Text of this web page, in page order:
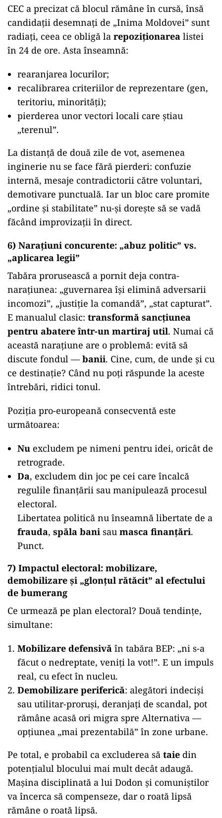
CEC a precizat că blocul rămâne în cursă, însă
candidații desemnați de „Inima Moldovei” sunt
radiați, ceea ce obligă la repoziționarea listei
în 24 de ore. Asta înseamnă:
rearanjarea locurilor;
recalibrarea criteriilor de reprezentare (gen,
teritoriu, minorități);
pierderea unor vectori locali care știau
„terenul”.
La distanță de două zile de vot, asemenea
inginerie nu se face fără pierderi: confuzie
internă, mesaje contradictorii către voluntari,
demotivare punctuală. Iar un bloc care promite
„ordine și stabilitate” nu-și dorește să se vadă
făcând improvizații în direct.
6) Narațiuni concurente: „abuz politic” vs.
„aplicarea legii”
Tabăra prorusească a pornit deja contra-
narațiunea: „guvernarea își elimină adversarii
incomozi”, „justiție la comandă”, „stat capturat”.
E manualul clasic: transformă sancțiunea
pentru abatere într-un martiraj util. Numai că
această narațiune are o problemă: evită să
discute fondul — banii. Cine, cum, de unde și cu
ce destinație? Când nu poți răspunde la aceste
întrebări, ridici tonul.
Poziția pro-europeană consecventă este
următoarea:
Nu excludem pe nimeni pentru idei, oricât de
retrograde.
Da, excludem din joc pe cei care încalcă
regulile finanțării sau manipulează procesul
electoral.
Libertatea politică nu înseamnă libertate de a
frauda, spăla bani sau masca finanțări.
Punct.
7) Impactul electoral: mobilizare,
demobilizare și „glonțul rătăcit” al efectului
de bumerang
Ce urmează pe plan electoral? Două tendințe,
simultane:
Mobilizare defensivă în tabăra BEP: „ni s-a
făcut o nedreptate, veniți la vot!”. E un impuls
real, cu efect în nucleu.
Demobilizare periferică: alegători indeciși
sau utilitar-proruși, deranjați de scandal, pot
rămâne acasă ori migra spre Alternativa —
opțiunea „mai prezentabilă” în zone urbane.
Pe total, e probabil ca excluderea să taie din
potențialul blocului mai mult decât adaugă.
Mașina disciplinată a lui Dodon și comuniștilor
va încerca să compenseze, dar o roată lipsă
rămâne o roată lipsă.